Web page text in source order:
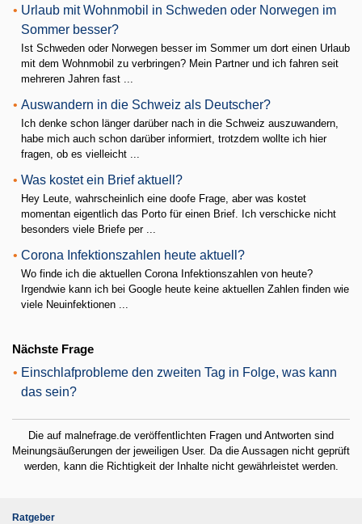
• Urlaub mit Wohnmobil in Schweden oder Norwegen im
Sommer besser?
Ist Schweden oder Norwegen besser im Sommer um dort einen Urlaub
mit dem Wohnmobil zu verbringen? Mein Partner und ich fahren seit
mehreren Jahren fast ...
• Auswandern in die Schweiz als Deutscher?
Ich denke schon länger darüber nach in die Schweiz auszuwandern,
habe mich auch schon darüber informiert, trotzdem wollte ich hier
fragen, ob es vielleicht ...
• Was kostet ein Brief aktuell?
Hey Leute, wahrscheinlich eine doofe Frage, aber was kostet
momentan eigentlich das Porto für einen Brief. Ich verschicke nicht
besonders viele Briefe per ...
• Corona Infektionszahlen heute aktuell?
Wo finde ich die aktuellen Corona Infektionszahlen von heute?
Irgendwie kann ich bei Google heute keine aktuellen Zahlen finden wie
viele Neuinfektionen ...
Nächste Frage
• Einschlafprobleme den zweiten Tag in Folge, was kann
das sein?
Die auf malnefrage.de veröffentlichten Fragen und Antworten sind
Meinungsäußerungen der jeweiligen User. Da die Aussagen nicht geprüft
werden, kann die Richtigkeit der Inhalte nicht gewährleistet werden.
Ratgeber